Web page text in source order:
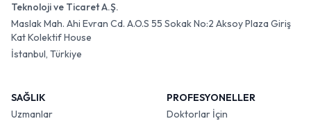
Teknoloji ve Ticaret A.Ş.
Maslak Mah. Ahi Evran Cd. A.O.S 55 Sokak No:2 Aksoy Plaza Giriş
Kat Kolektif House
İstanbul, Türkiye
SAĞLIK
Uzmanlar
PROFESYONELLER
Doktorlar İçin